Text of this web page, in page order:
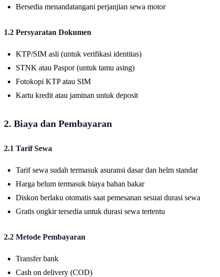
Bersedia menandatangani perjanjian sewa motor
1.2 Persyaratan Dokumen
KTP/SIM asli (untuk verifikasi identitas)
STNK atau Paspor (untuk tamu asing)
Fotokopi KTP atau SIM
Kartu kredit atau jaminan untuk deposit
2. Biaya dan Pembayaran
2.1 Tarif Sewa
Tarif sewa sudah termasuk asuransi dasar dan helm standar
Harga belum termasuk biaya bahan bakar
Diskon berlaku otomatis saat pemesanan sesuai durasi sewa
Gratis ongkir tersedia untuk durasi sewa tertentu
2.2 Metode Pembayaran
Transfer bank
Cash on delivery (COD)